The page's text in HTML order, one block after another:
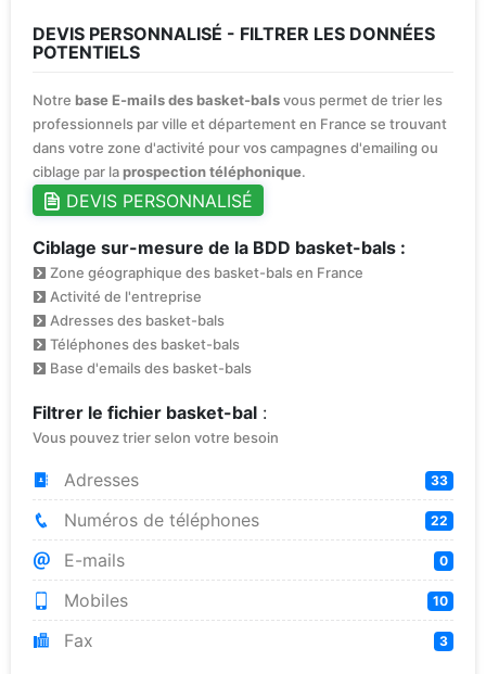
DEVIS PERSONNALISÉ - FILTRER LES DONNÉES
POTENTIELS
Notre base E-mails des basket-balsvous permet de trier les
professionnels par ville et département en France se trouvant
dans votre zone d'activité pour vos campagnes d'emailing ou
ciblage par laprospection téléphonique.
DEVIS PERSONNALISÉ
Ciblage sur-mesure de la BDD basket-bals :
Zone géographique des basket-bals en France
Activité de l'entreprise
Adresses des basket-bals
Téléphones des basket-bals
Base d'emails des basket-bals
Filtrer le fichier basket-bal :
Vous pouvez trier selon votre besoin
Adresses 33
Numéros de téléphones 22
E-mails 0
Mobiles 10
Fax 3